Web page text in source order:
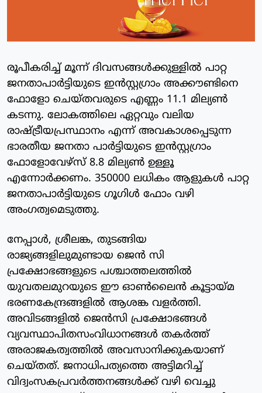
രൂപീകരിച്ച് മൂന്ന് ദിവസങ്ങൾക്കുള്ളിൽ പാറ്റ
ജനതാപാർട്ടിയുടെ ഇൻസ്റ്റഗ്രാം അക്കൗണ്ടിനെ
ഫോളോ ചെയ്ത‌വരുടെ എണ്ണം 11.1 മില്യൺ
കടന്നു. ലോകത്തിലെ ഏറ്റവും വലിയ
രാഷ്ട്രീയപ്രസ്ഥാനം എന്ന് അവകാശപ്പെടുന്ന
ഭാരതീയ ജനതാ പാർട്ടിയുടെ ഇൻസ്റ്റഗ്രാം
ഫോളോവേഴ്സ് 8.8 മില്യൺ ഉള്ളൂ
എന്നോർക്കണം. 350000 ലധികം ആളുകൾ പാറ്റ
ജനതാപാർട്ടിയുടെ ഗൂഗിൾ ഫോം വഴി
അംഗത്വമെടുത്തു.
നേപ്പാൾ, ശ്രീലങ്ക, തുടങ്ങിയ
രാജ്യങ്ങളിലുമുണ്ടായ ജെൻ സി
പ്രക്ഷോഭങ്ങളുടെ പശ്ചാത്തലത്തിൽ
യുവതലമുറയുടെ ഈ ഓൺലൈൻ കൂട്ടായ്‌മ
ഭരണകേന്ദ്രങ്ങളിൽ ആശങ്ക വളർത്തി.
അവിടങ്ങളിൽ ജെൻസി പ്രക്ഷോഭങ്ങൾ
വ്യവസ്ഥാപിതസംവിധാനങ്ങൾ തകർത്ത്
അരാജകത്വത്തിൽ അവസാനിക്കുകയാണ്
ചെയ്‌തത്‌. ജനാധിപത്യത്തെ അട്ടിമറിച്ച്
വിദ്വംസകപ്രവർത്തനങ്ങൾക്ക് വഴി വെച്ചു